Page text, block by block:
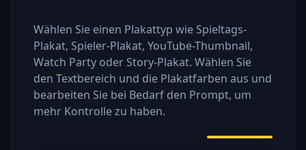
Wählen Sie einen Plakattyp wie Spieltags-
Plakat, Spieler-Plakat, YouTube-Thumbnail,
Watch Party oder Story-Plakat. Wählen Sie
den Textbereich und die Plakatfarben aus und
bearbeiten Sie bei Bedarf den Prompt, um
mehr Kontrolle zu haben.